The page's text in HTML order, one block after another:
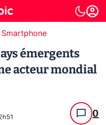
Smartphone
émergents
acteur mondial
0